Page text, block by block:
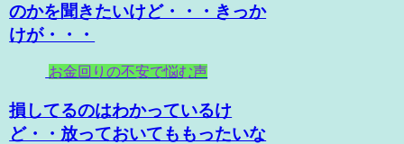
のかを聞きたいけど・・・きっか
けが・・・
お金回りの不安で悩む声
損してるのはわかっているけ
ど・・放っておいてももったいな